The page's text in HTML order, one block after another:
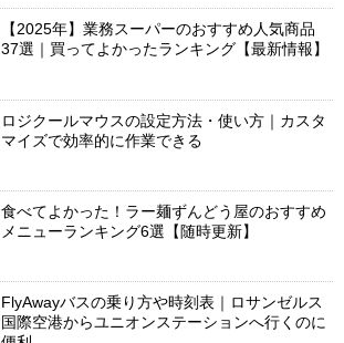
【2025年】業務スーパーのおすすめ人気商品
37選｜買ってよかったランキング【最新情報】
ロジクールマウスの設定方法・使い方｜カスタ
マイズで効率的に作業できる
食べてよかった！ラー麺ずんどう屋のおすすめ
メニューランキング6選【随時更新】
FlyAwayバスの乗り方や時刻表｜ロサンゼルス
国際空港からユニオンステーションへ行くのに